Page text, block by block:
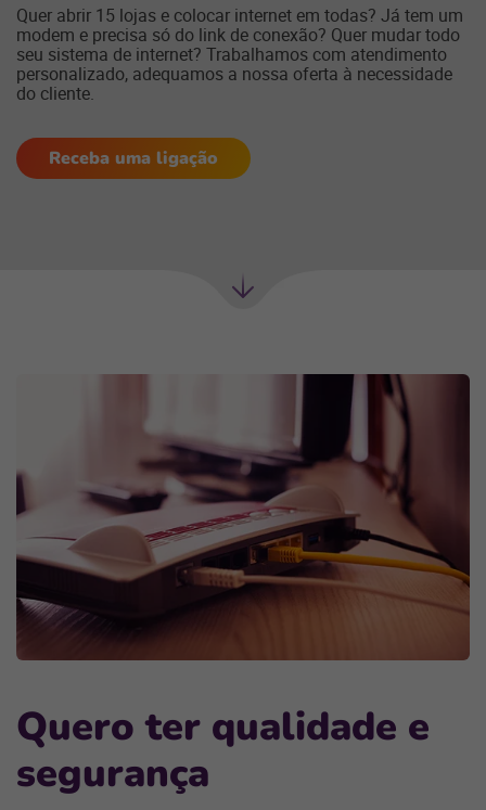
Quer abrir 15 lojas e colocar internet em todas? Já tem um
modem e precisa só do link de conexão? Quer mudar todo
seu sistema de internet? Trabalhamos com atendimento
personalizado, adequamos a nossa oferta à necessidade
do cliente.
Receba uma ligação
Quero ter qualidade e
segurança